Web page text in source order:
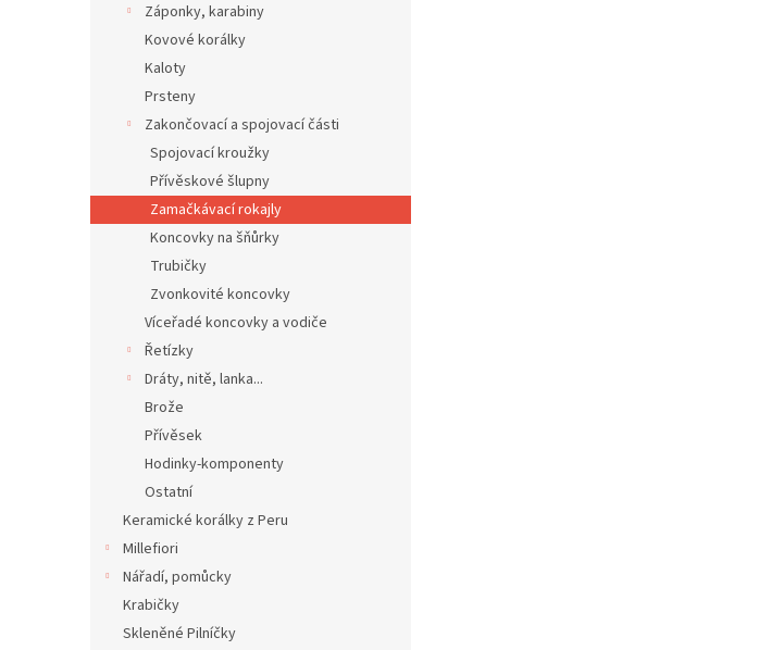
Záponky, karabiny
Kovové korálky
Kaloty
Prsteny
Zakončovací a spojovací části
Spojovací kroužky
Přívěskové šlupny
Zamačkávací rokajly
Koncovky na šňůrky
Trubičky
Zvonkovité koncovky
Víceřadé koncovky a vodiče
Řetízky
Dráty, nitě, lanka...
Brože
Přívěsek
Hodinky-komponenty
Ostatní
Keramické korálky z Peru
Millefiori
Nářadí, pomůcky
Krabičky
Skleněné Pilníčky